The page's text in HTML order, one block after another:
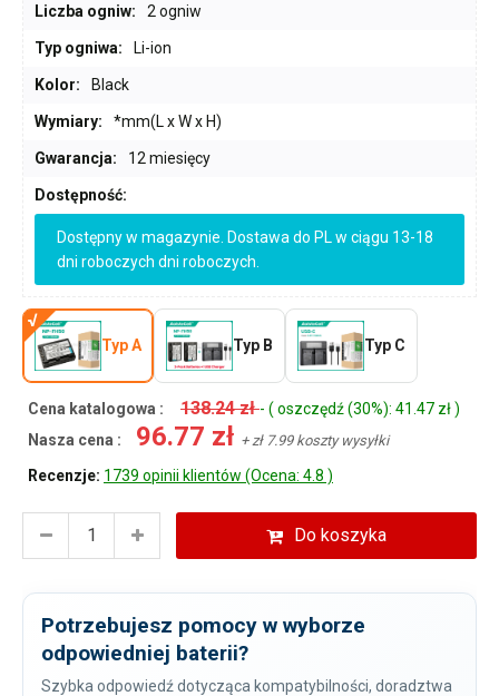
Liczba ogniw: 2 ogniw
Typ ogniwa: Li-ion
Kolor: Black
Wymiary: *mm(L x W x H)
Gwarancja: 12 miesięcy
Dostępność:
Dostępny w magazynie. Dostawa do PL w ciągu 13-18
dni roboczych dni roboczych.
Typ A Typ B Typ C
Cena katalogowa : 138.24 zł- ( oszczędź (30%): 41.47 zł )
Nasza cena :
96.77 zł + zł 7.99 koszty wysyłki
Recenzje: 1739 opinii klientów (Ocena: 4.8 )
Do koszyka
Potrzebujesz pomocy w wyborze
odpowiedniej baterii?
Szybka odpowiedź dotycząca kompatybilności, doradztwa